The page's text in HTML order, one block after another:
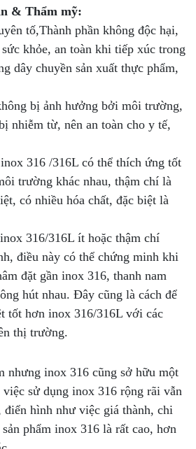
& Thẩm mỹ:
tố,Thành phần không độc hại,
khỏe, an toàn khi tiếp xúc trong
dây chuyền sản xuất thực phẩm,
bị ảnh hưởng bởi môi trường,
nhiễm từ, nên an toàn cho y tế,
316 /316L có thể thích ứng tốt
trường khác nhau, thậm chí là
có nhiều hóa chất, đặc biệt là
316/316L ít hoặc thậm chí
điều này có thể chứng minh khi
đặt gần inox 316, thanh nam
hút nhau. Đây cũng là cách để
tốt hơn inox 316/316L với các
thị trường.
nhưng inox 316 cũng sở hữu một
sử dụng inox 316 rộng rãi vẫn
hình như việc giá thành, chi
phẩm inox 316 là rất cao, hơn